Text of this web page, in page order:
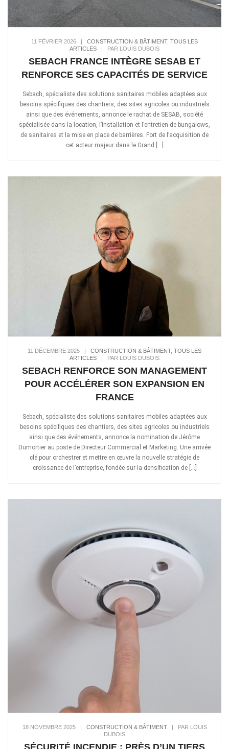
11 FÉVRIER 2026 | CONSTRUCTION & BÂTIMENT, TOUS LES
ARTICLES | PAR LOUIS DUBOIS
SEBACH FRANCE INTÈGRE SESAB ET
RENFORCE SES CAPACITÉS DE SERVICE
Sebach, spécialiste des solutions sanitaires mobiles adaptées aux
besoins spécifiques des chantiers, des sites agricoles ou industriels
ainsi que des événements, annonce le rachat de SESAB, société
spécialisée dans la location, l’installation et l’entretien de bungalows,
de sanitaires et la mise en place de barrières. Fort de l’acquisition de
cet acteur majeur dans le Grand […]
11 DÉCEMBRE 2025 CONSTRUCTION & BÂTIMENT, TOUS LES
ARTICLES
PAR LOUIS DUBOIS
SEBACH RENFORCE SON MANAGEMENT
POUR ACCÉLÉRER SON EXPANSION EN
FRANCE
Sebach, spécialiste des solutions sanitaires mobiles adaptées aux
besoins spécifiques des chantiers, des sites agricoles ou industriels
ainsi que des événements, annonce la nomination de Jérôme
Dumortier au poste de Directeur Commercial et Marketing. Une arrivée
clé pour orchestrer et mettre en œuvre la nouvelle stratégie de
croissance de l’entreprise, fondée sur la densification de […]
18 NOVEMBRE 2025| CONSTRUCTION & BÂTIMENT|
PAR LOUIS
DUBOIS